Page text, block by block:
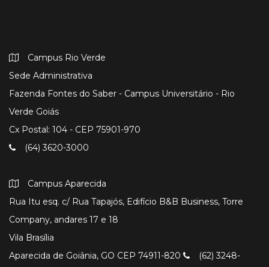
Campus Rio Verde
Sede Administrativa
Fazenda Fontes do Saber - Campus Universitário - Rio
Verde Goiás
Cx Postal: 104 - CEP 75901-970
(64) 3620-3000
Campus Aparecida
Rua Itu esq. c/ Rua Tapajós, Edifício B&B Business, Torre
Company, andares 17 e 18
Vila Brasília
Aparecida de Goiânia, GO CEP 74911-820
(62) 3248-